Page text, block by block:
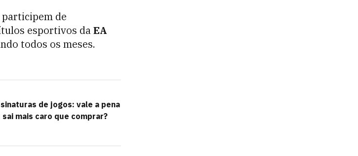
de
esportivos daEA
todos os meses.
de jogos: vale a pena
sai mais caro que comprar?